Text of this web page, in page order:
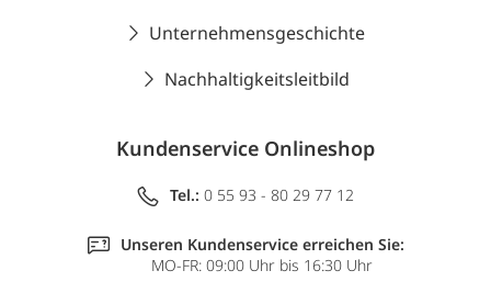
Unternehmensgeschichte
Nachhaltigkeitsleitbild
Kundenservice Onlineshop
Tel.: 0 55 93 - 80 29 77 12
Unseren Kundenservice erreichen Sie:
MO-FR: 09:00 Uhr bis 16:30 Uhr